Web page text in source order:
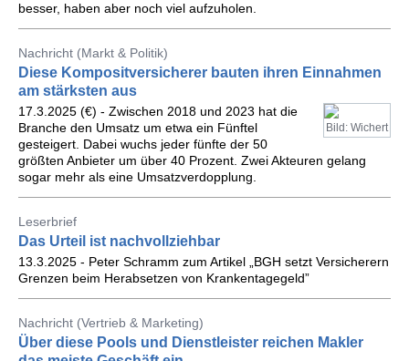
besser, haben aber noch viel aufzuholen.
Nachricht (Markt & Politik)
Diese Kompositversicherer bauten ihren Einnahmen
am stärksten aus
Bild: Wichert
17.3.2025 (€) - Zwischen 2018 und 2023 hat die
Branche den Umsatz um etwa ein Fünftel
gesteigert. Dabei wuchs jeder fünfte der 50
größten Anbieter um über 40 Prozent. Zwei Akteuren gelang
sogar mehr als eine Umsatzverdopplung.
Leserbrief
Das Urteil ist nachvollziehbar
13.3.2025 - Peter Schramm zum Artikel „BGH setzt Versicherern
Grenzen beim Herabsetzen von Krankentagegeld”
Nachricht (Vertrieb & Marketing)
Über diese Pools und Dienstleister reichen Makler